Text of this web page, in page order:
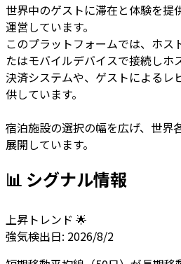
世界中のゲストに滞在と体験を提
運営しています。
このプラットフォームでは、ホス
たはモバイルデバイスで接続しホ
決済システムや、ゲストによるレ
供しています。
宿泊施設の選択の幅を広げ、世界
展開しています。
📊 シグナル情報
上昇トレンド 🌟
強気検出日: 2026/8/2